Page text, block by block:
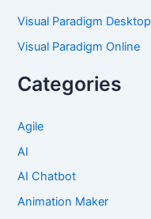
Visual Paradigm Desktop
Visual Paradigm Online
Categories
Agile
AI
AI Chatbot
Animation Maker